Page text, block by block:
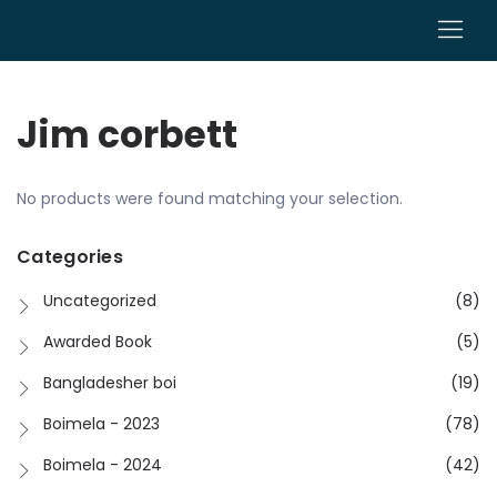
0
Jim corbett
No products were found matching your selection.
Categories
Uncategorized
(8)
Awarded Book
(5)
Bangladesher boi
(19)
Boimela - 2023
(78)
Boimela - 2024
(42)